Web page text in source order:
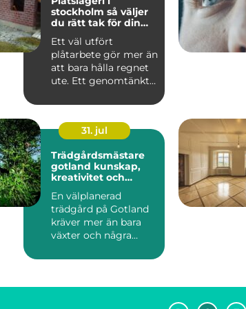
stockholm så väljer
du rätt tak för din
Ett väl utfört
plåtarbete gör mer än
att bara hålla regnet
ute. Ett genomtänkt
fasad...
31. jul
Trädgårdsmästare
gotland kunskap,
kreativitet och
En välplanerad
trädgård på Gotland
kräver mer än bara
växter och några
salt ...